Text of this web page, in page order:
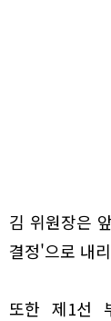
김 위원장은
결정'으로 내
또한 제1선